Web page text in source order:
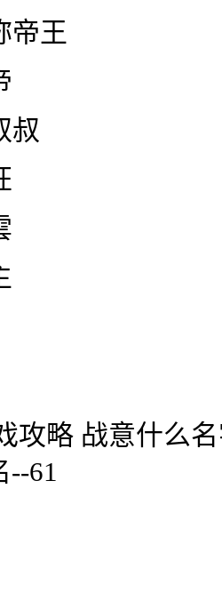
帝王
叔
攻略 战意什么
61